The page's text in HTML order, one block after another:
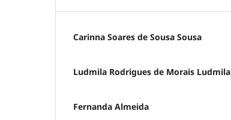
Carinna Soares de Sousa Sousa
Ludmila Rodrigues de Morais
Fernanda Almeida